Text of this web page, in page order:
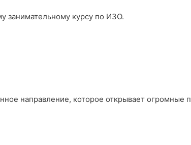
занимательному курсу по ИЗО.
направление, которое открывает огромные